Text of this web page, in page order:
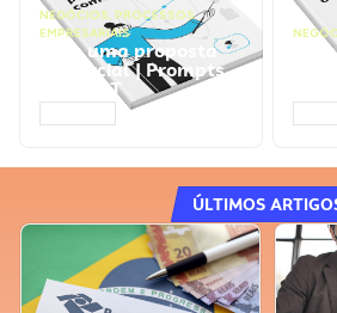
NEGÓCIOS, PROCESSOS
EMPRESARIAIS
Faça uma proposta
comercial | Prompts
ChatGPT
ÚLTIMOS